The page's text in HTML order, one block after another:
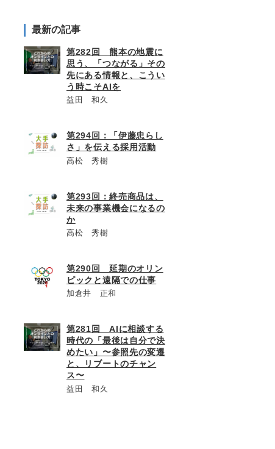
最新の記事
第282回 熊本の地震に
思う、「つながる」その
先にある情報と、こうい
う時こそAIを
益田 和久
第294回：「伊藤忠らし
さ」を伝える採用活動
高松 秀樹
第293回：終売商品は、
未来の事業機会になるの
か
高松 秀樹
第290回 延期のオリン
ピックと遠隔での仕事
加倉井 正和
第281回 AIに相談する
時代の「最後は自分で決
めたい」〜参照先の変遷
と、リブートのチャン
ス〜
益田 和久